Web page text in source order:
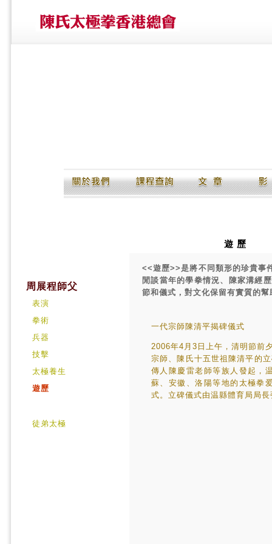
周展程師父
表演
拳術
兵器
技擊
太極養生
遊歷
徒弟太極
遊 歷
<<遊歷>>是將不同類形的珍貴事
閒談當年的學拳情況、陳家溝經
節和儀式，對文化保留有實質的幫
一代宗師陳清平揭碑儀式
2006年4月3日上午，清明節前
宗師、陳氏十五世祖陳清平的
傳人陳慶雷老師等族人發起，
蘇、安徽、洛陽等地的太極拳
式。立碑儀式由温縣體育局局